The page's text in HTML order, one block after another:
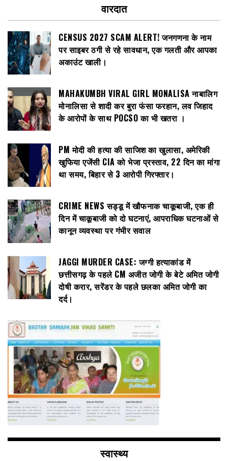
वारदात
CENSUS 2027 SCAM ALERT! जनगणना के नाम
पर साइबर ठगी से रहे सावधान, एक गलती और आपका
अकाउंट खाली।
MAHAKUMBH VIRAL GIRL MONALISA नाबालिग
मोनालिसा से शादी कर बुरा फंसा फरहान, लव जिहाद
के आरोपों के साथ POCSO का भी खतरा ।
PM मोदी की हत्या की साजिश का खुलासा, अमेरिकी
खुफिया एजेंसी CIA को भेजा प्रस्ताव, 22 दिन का मांगा
था समय, बिहार से 3 आरोपी गिरफ्तार।
CRIME NEWS सड्डू में खौफनाक चाकूबाजी, एक ही
दिन में चाकूबाजी को दो घटनाएं, आपराधिक घटनाओं से
कानून व्यवस्था पर गंभीर सवाल
JAGGI MURDER CASE: जग्गी हत्याकांड में
छत्तीसगढ़ के पहले CM अजीत जोगी के बेटे अमित जोगी
दोषी करार, सरेंडर के पहले छलका अमित जोगी का
दर्द।
स्वास्थ्य